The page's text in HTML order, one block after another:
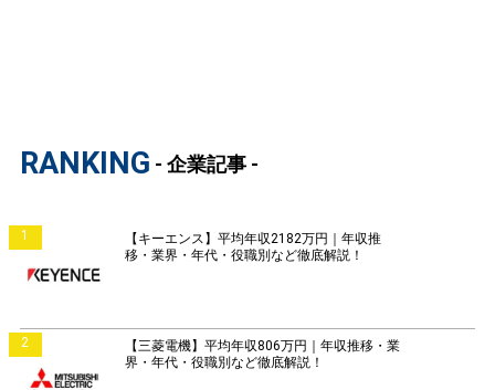
RANKING - 企業記事 -
1
【キーエンス】平均年収2182万円｜年収推
移・業界・年代・役職別など徹底解説！
2
【三菱電機】平均年収806万円｜年収推移・業
界・年代・役職別など徹底解説！